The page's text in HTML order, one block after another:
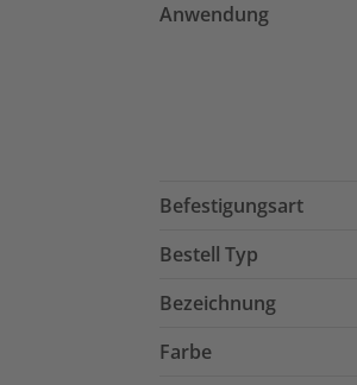
Anwendung
Befestigungsart
Bestell Typ
Bezeichnung
Farbe